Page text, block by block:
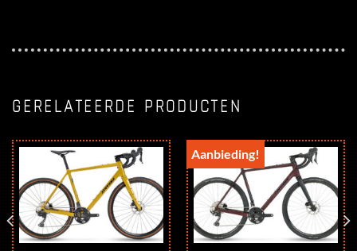
GERELATEERDE PRODUCTEN
Aanbieding!